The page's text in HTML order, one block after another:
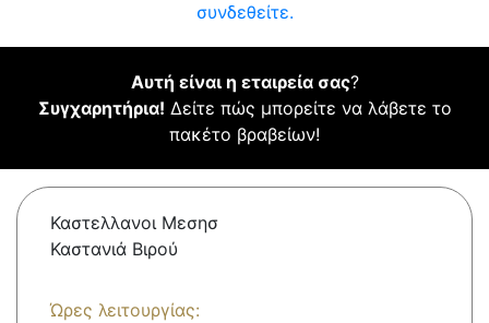
συνδεθείτε.
Αυτή είναι η εταιρεία σας?
Συγχαρητήρια! Δείτε πώς μπορείτε να λάβετε το
πακέτο βραβείων!
Καστελλανοι Μεσησ
Καστανιά Βιρού
Ώρες λειτουργίας: